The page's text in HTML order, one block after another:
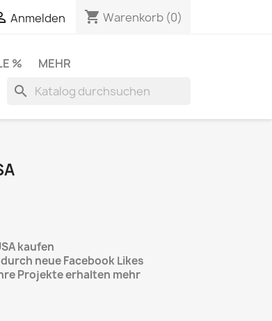
Anmelden shopping_cart Warenkorb (0)
% MEHR
search
kaufen
neue Facebook Likes
Projekte erhalten mehr